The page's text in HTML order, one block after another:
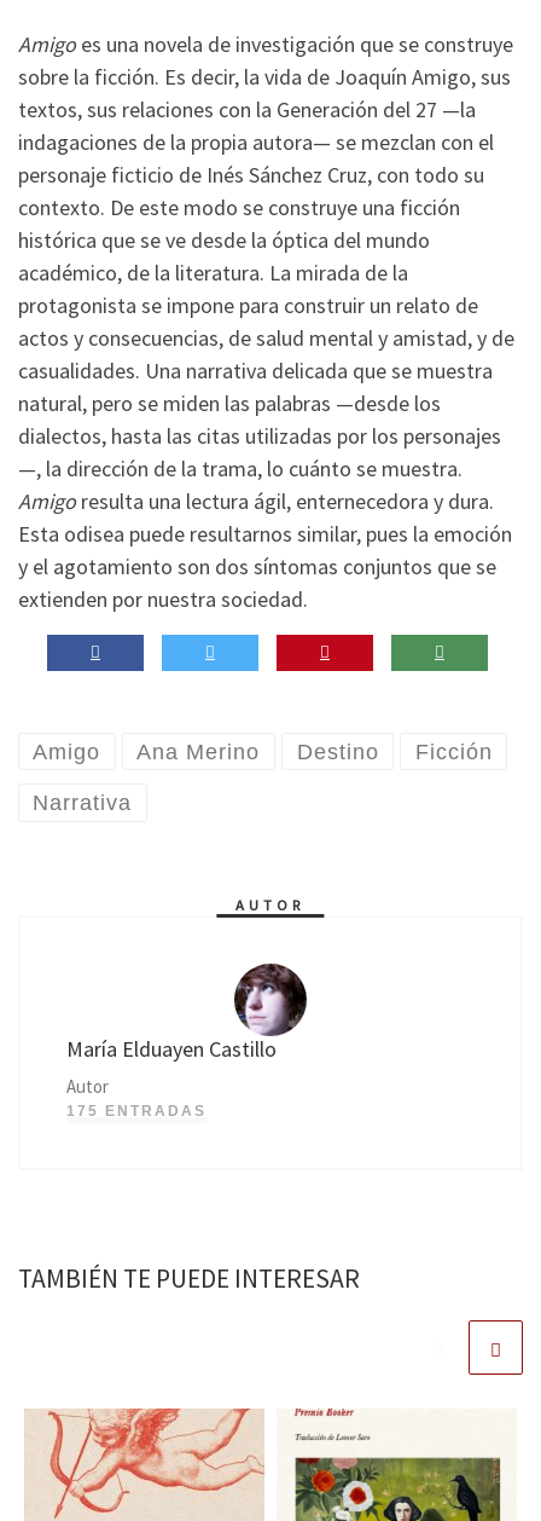
Amigoes una novela de investigación que se construye
sobre la ficción. Es decir, la vida de Joaquín Amigo, sus
textos, sus relaciones con la Generación del 27 —la
indagaciones de la propia autora— se mezclan con el
personaje ficticio de Inés Sánchez Cruz, con todo su
contexto. De este modo se construye una ficción
histórica que se ve desde la óptica del mundo
académico, de la literatura. La mirada de la
protagonista se impone para construir un relato de
actos y consecuencias, de salud mental y amistad, y de
casualidades. Una narrativa delicada que se muestra
natural, pero se miden las palabras —desde los
dialectos, hasta las citas utilizadas por los personajes
—, la dirección de la trama, lo cuánto se muestra.
Amigoresulta una lectura ágil, enternecedora y dura.
Esta odisea puede resultarnos similar, pues la emoción
y el agotamiento son dos síntomas conjuntos que se
extienden por nuestra sociedad.
Amigo Ana Merino Destino Ficción
Narrativa
AUTOR
María Elduayen Castillo
Autor
175 ENTRADAS
TAMBIÉN TE PUEDE INTERESAR